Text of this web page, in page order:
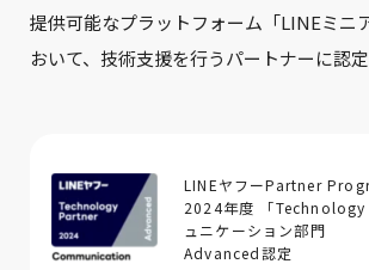
提供可能なプラットフォーム「LINEミニ
おいて、 技術支援を行うパートナーに認定
LINEヤフーPartner
2024年度 「Technology
ュニケーション部門
Advanced認定